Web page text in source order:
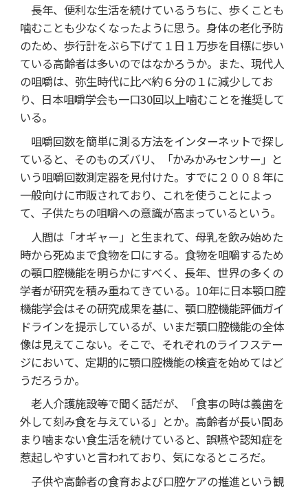
長年、便利な生活を続けているうちに、歩くことも
噛むことも少なくなったように思う。身体の老化予防
のため、歩行計をぶら下げて１日１万歩を目標に歩い
ている高齢者は多いのではなかろうか。また、現代人
の咀嚼は、弥生時代に比べ約６分の１に減少してお
り、日本咀嚼学会も一口30回以上噛むことを推奨して
いる。
咀嚼回数を簡単に測る方法をインターネットで探し
ていると、そのものズバリ、「かみかみセンサー」と
いう咀嚼回数測定器を見付けた。すでに２００８年に
一般向けに市販されており、これを使うことによっ
て、子供たちの咀嚼への意識が高まっているという。
人間は「オギャー」と生まれて、母乳を飲み始めた
時から死ぬまで食物を口にする。食物を咀嚼するため
の顎口腔機能を明らかにすべく、長年、世界の多くの
学者が研究を積み重ねてきている。10年に日本顎口腔
機能学会はその研究成果を基に、顎口腔機能評価ガイ
ドラインを提示しているが、いまだ顎口腔機能の全体
像は見えてこない。そこで、それぞれのライフステー
ジにおいて、定期的に顎口腔機能の検査を始めてはど
うだろうか。
老人介護施設等で聞く話だが、「食事の時は義歯を
外して刻み食を与えている」とか。高齢者が長い間あ
まり噛まない食生活を続けていると、誤嚥や認知症を
惹起しやすいと言われており、気になるところだ。
子供や高齢者の食育および口腔ケアの推進という観